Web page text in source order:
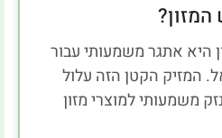
היא אתגר משמעותי עבור
המזיק הקטן הזה עלול
משמעותי למוצרי מזון